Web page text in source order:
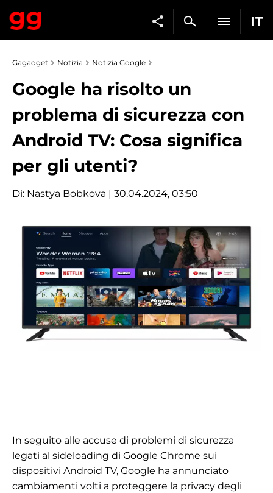
IT
Gagadget Notizia Notizia Google
Google ha risolto un
problema di sicurezza con
Android TV: Cosa significa
per gli utenti?
Di: Nastya Bobkova | 30.04.2024, 03:50
In seguito alle accuse di problemi di sicurezza
legati al sideloading di Google Chrome sui
dispositivi Android TV, Google ha annunciato
cambiamenti volti a proteggere la privacy degli